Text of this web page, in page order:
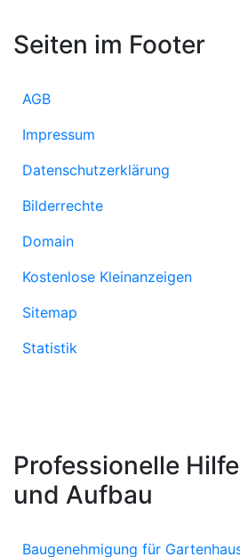
Seiten im Footer
AGB
Impressum
Datenschutzerklärung
Bilderrechte
Domain
Kostenlose Kleinanzeigen
Sitemap
Statistik
Professionelle
und Aufbau
Baugenehmigung für